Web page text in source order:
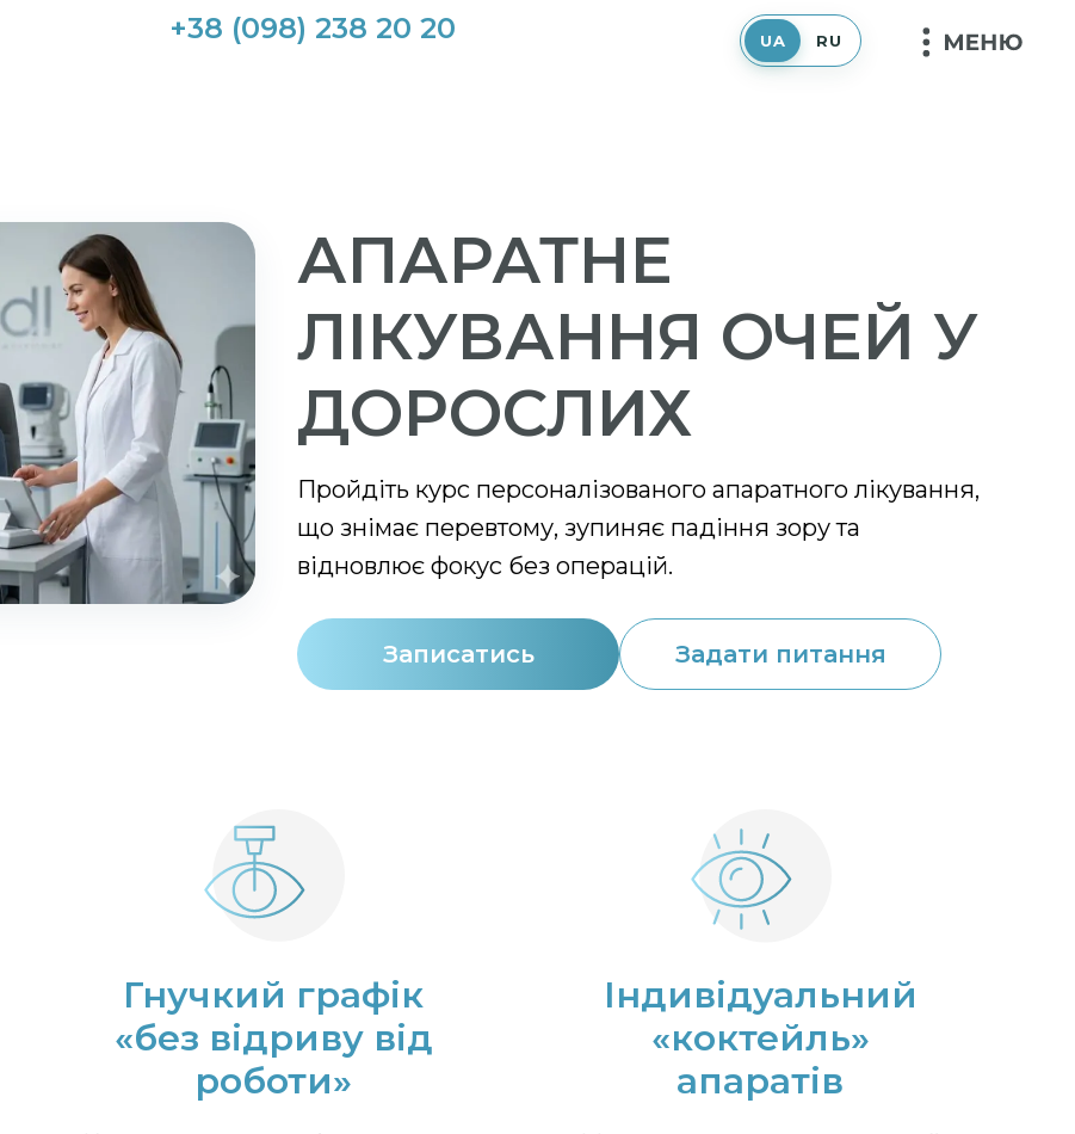
+38 (098) 238 20 20 UA RU
АПАРАТНЕ
ЛІКУВАННЯ ОЧЕЙ У
ДОРОСЛИХ
Пройдіть курс персоналізованого апаратного лікування,
що знімає перевтому, зупиняє падіння зору та
відновлює фокус без операцій.
Записатись Задати питання
Гнучкий графік
«без відриву від
роботи»
Індивідуальний
«коктейль»
апаратів